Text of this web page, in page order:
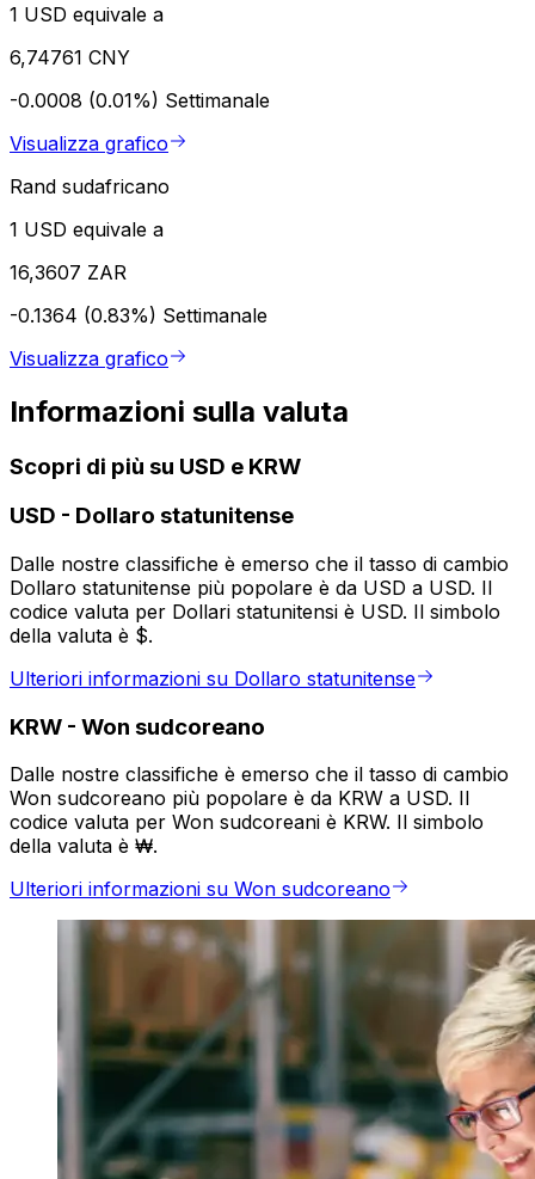
1 USD equivale a
6,74761 CNY
-0.0008 (0.01%) Settimanale
Visualizza grafico
Rand sudafricano
1 USD equivale a
16,3607 ZAR
-0.1364 (0.83%) Settimanale
Visualizza grafico
Informazioni sulla valuta
Scopri di più su USD e KRW
USD - Dollaro statunitense
Dalle nostre classifiche è emerso che il tasso di cambio
Dollaro statunitense più popolare è da USD a USD. Il
codice valuta per Dollari statunitensi è USD. Il simbolo
della valuta è $.
Ulteriori informazioni su Dollaro statunitense
KRW - Won sudcoreano
Dalle nostre classifiche è emerso che il tasso di cambio
Won sudcoreano più popolare è da KRW a USD. Il
codice valuta per Won sudcoreani è KRW. Il simbolo
della valuta è ₩.
Ulteriori informazioni su Won sudcoreano